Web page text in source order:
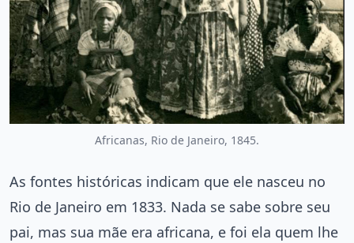
Africanas, Rio de Janeiro, 1845.
As fontes históricas indicam que ele nasceu no
Rio de Janeiro em 1833. Nada se sabe sobre seu
pai, mas sua mãe era africana, e foi ela quem lhe